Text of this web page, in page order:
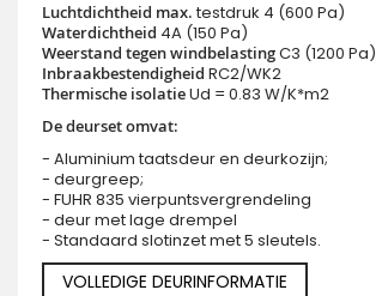
Luchtdichtheid max.testdruk 4 (600 Pa)
Waterdichtheid 4A (150 Pa)
Weerstand tegen windbelastingC3 (1200 Pa)
Inbraakbestendigheid RC2/WK2
Thermische isolatieUd = 0.83 W/K*m2
De deurset omvat:
- Aluminium taatsdeur en deurkozijn;
- deurgreep;
- FUHR 835 vierpuntsvergrendeling
- deur met lage drempel
- Standaard slotinzet met 5 sleutels.
VOLLEDIGE DEURINFORMATIE